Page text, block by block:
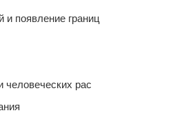
появление границ
рас